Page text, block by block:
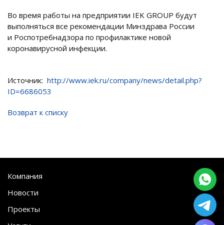
Во время работы на предприятии IEK GROUP будут
выполняться все рекомендации Минздрава России
и Роспотребнадзора по профилактике новой
коронавирусной инфекции.
Источник: http://www.iek.ru/company/news/detail.php?
ID=6686053
Возврат к списку
Компания
Новости
Проекты